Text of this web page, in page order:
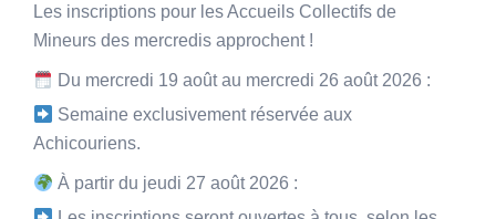
Les inscriptions pour les Accueils Collectifs de
Mineurs des mercredis approchent !
Du mercredi 19 août au mercredi 26 août 2026 :
Semaine exclusivement réservée aux
Achicouriens.
À partir du jeudi 27 août 2026 :